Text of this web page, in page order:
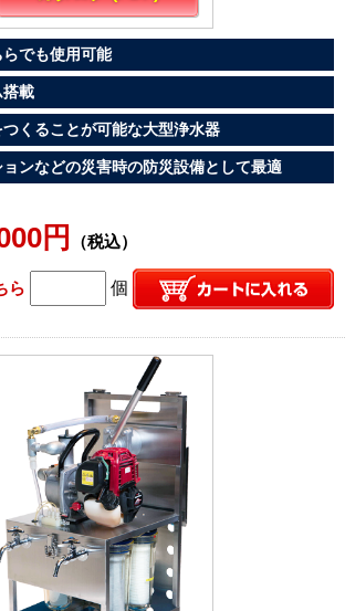
でも使用可能
搭載
くることが可能な大型浄水器
ンなどの災害時の防災設備として最適
円 （税込）
ら 個